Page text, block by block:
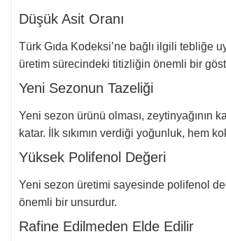
Düşük Asit Oranı
Türk Gıda Kodeksi’ne bağlı ilgili tebliğe
üretim sürecindeki titizliğin önemli bir
Yeni Sezonun Tazeliği
Yeni sezon ürünü olması,
katar. İlk sıkımın verdiği yoğunluk, hem
Yüksek Polifenol Değeri
Yeni sezon üretimi sayesinde polifenol
önemli bir unsurdur.
Rafine Edilmeden Elde Edilir